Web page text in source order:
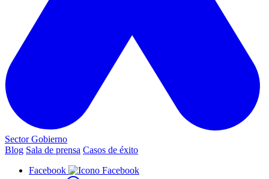
Sector Gobierno
Blog Sala de prensa Casos de éxito
Facebook